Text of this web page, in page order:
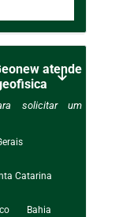
atende
solicitar um
Catarina
Bahia